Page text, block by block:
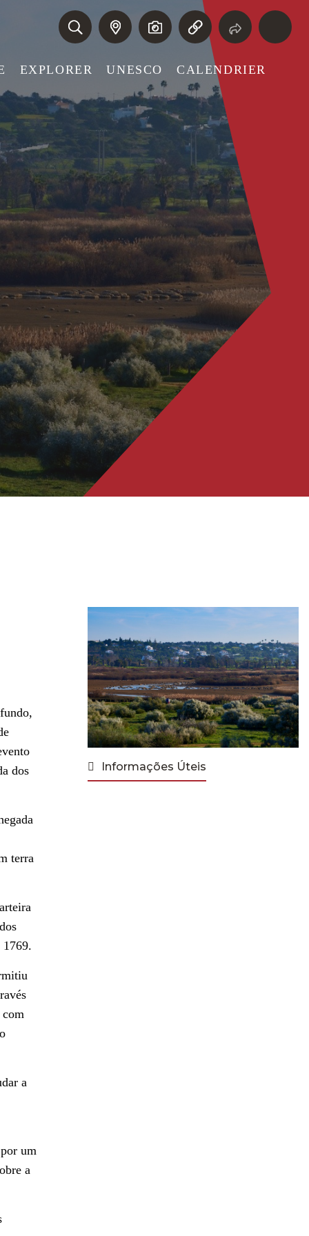
EXPLORER UNESCO CALENDRIER
dos
terra
1769.
com
a
um
a
Informações Úteis